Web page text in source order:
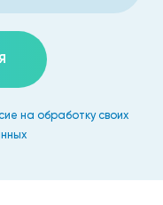
на обработку своих